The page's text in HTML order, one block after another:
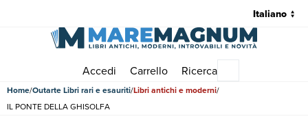
Accedi Carrello Ricerca
Home Outarte Libri rari e esauriti Libri antichi e moderni
IL PONTE DELLA GHISOLFA